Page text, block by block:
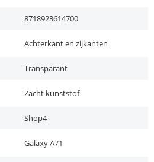
8718923614700
Achterkant en zijkanten
Transparant
Zacht kunststof
Shop4
Galaxy A71